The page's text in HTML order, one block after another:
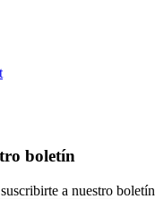
boletín
a nuestro boletín